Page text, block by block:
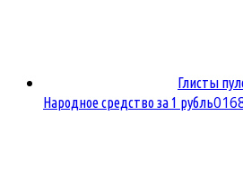
Глисты
Народное средство за 1 рубль0